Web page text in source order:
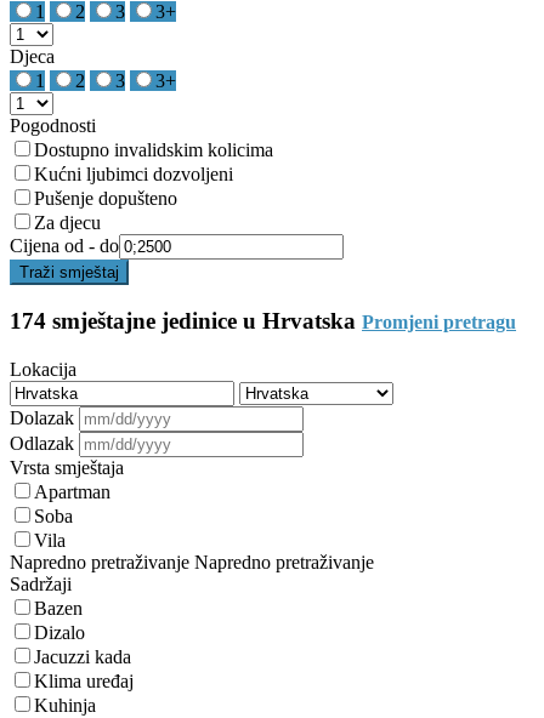
1
2 3 3+
Djeca
1
2 3 3+
Pogodnosti
Dostupno invalidskim kolicima
Kućni ljubimci dozvoljeni
Pušenje dopušteno
Za djecu
Cijena od - do
Traži smještaj
174 smještajne jedinice u Hrvatska Promjeni pretragu
Lokacija
Dolazak
Odlazak
Vrsta smještaja
Apartman
Soba
Vila
Napredno pretraživanje Napredno pretraživanje
Sadržaji
Bazen
Dizalo
Jacuzzi kada
Klima uređaj
Kuhinja